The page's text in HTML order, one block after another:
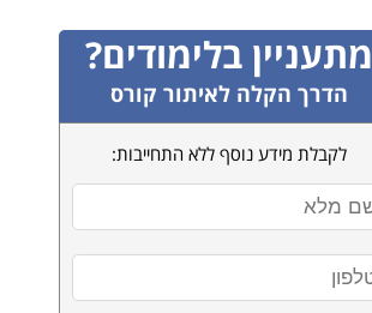
מתעניין בלימודים?
הדרך הקלה לאיתור קורס
לקבלת מידע נוסף ללא התחייבות: